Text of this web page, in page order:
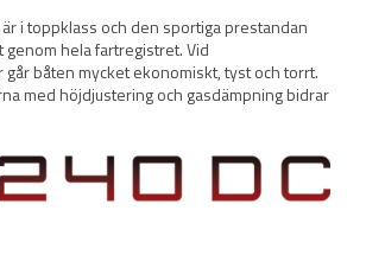
i toppklass och den sportiga prestandan
genom hela fartregistret. Vid
båten mycket ekonomiskt, tyst och torrt.
med höjdjustering och gasdämpning bidrar